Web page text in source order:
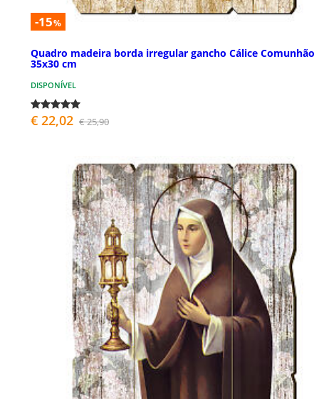
-15%
Quadro madeira borda irregular gancho Cálice Comunhão
35x30 cm
DISPONÍVEL
€ 22,02 € 25,90